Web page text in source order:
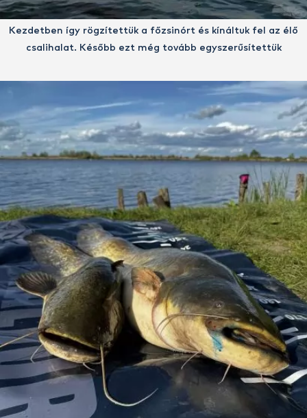
Kezdetben így rögzítettük a főzsinórt és kínáltuk fel az élő
csalihalat. Később ezt még tovább egyszerűsítettük